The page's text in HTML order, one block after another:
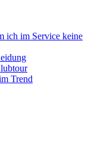
ich im Service keine
Trend